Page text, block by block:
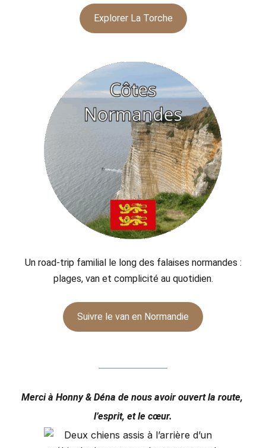
Explorer La Torche
Un road-trip familial le long des falaises normandes :
plages, van et complicité au quotidien.
Suivre le van en Normandie
Merci à Honny & Déna de nous avoir ouvert la route,
l’esprit, et le cœur.